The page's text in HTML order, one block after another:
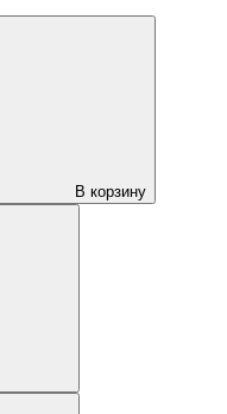
В корзину